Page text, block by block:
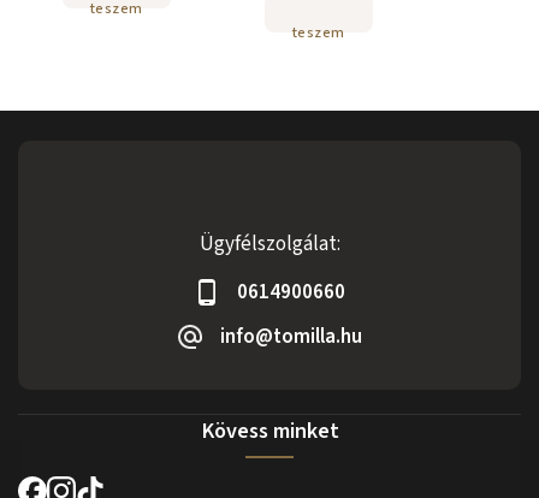
teszem
teszem
Ügyfélszolgálat:
0614900660
info@tomilla.hu
Kövess minket